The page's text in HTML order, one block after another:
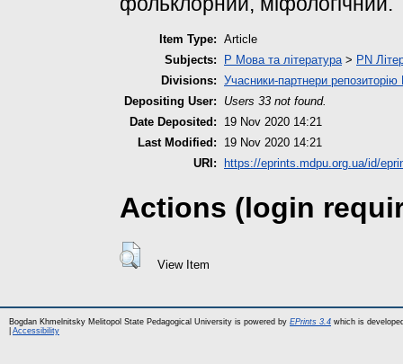
Item Type: Article
Subjects:
P Мова та література> PN
Divisions: Учасники-партнери
Depositing User:
Users 33 not found.
Date Deposited:
19 Nov 2020 14:21
Last Modified:
19 Nov 2020 14:21
URI:
https://eprints.mdpu.org.ua/id/
Actions (login
View Item
Bogdan Khmelnitsky Melitopol State Pedagogical University is powered by EPrints 3.4 which is
Accessibility